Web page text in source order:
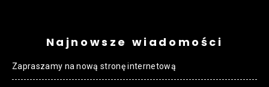
Najnowsze wiadomości
Zapraszamy na nową stronę internetową